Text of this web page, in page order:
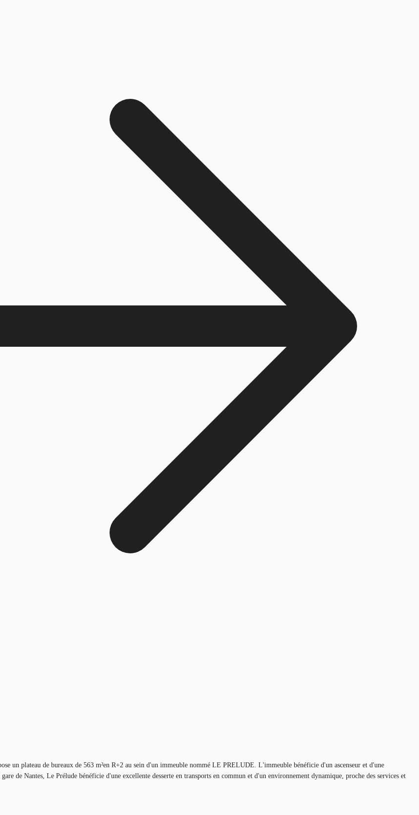
un plateau de bureaux de 563 m²en R+2 au sein d'un immeuble nommé LE PRELUDE. L'immeuble bénéficie d'un ascenseur et d'une
de Nantes, Le Prélude bénéficie d'une excellente desserte en transports en commun et d'un environnement dynamique, proche des services et